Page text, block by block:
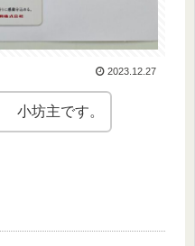
2023.12.27
小坊主です。